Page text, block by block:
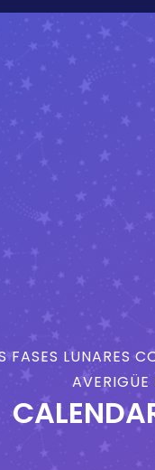
FASES LUNARES
AVERIGÜE